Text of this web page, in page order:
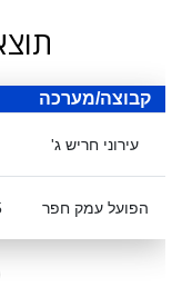
קבוצה/מערכה
עירוני חריש ג'
הפועל עמק חפר